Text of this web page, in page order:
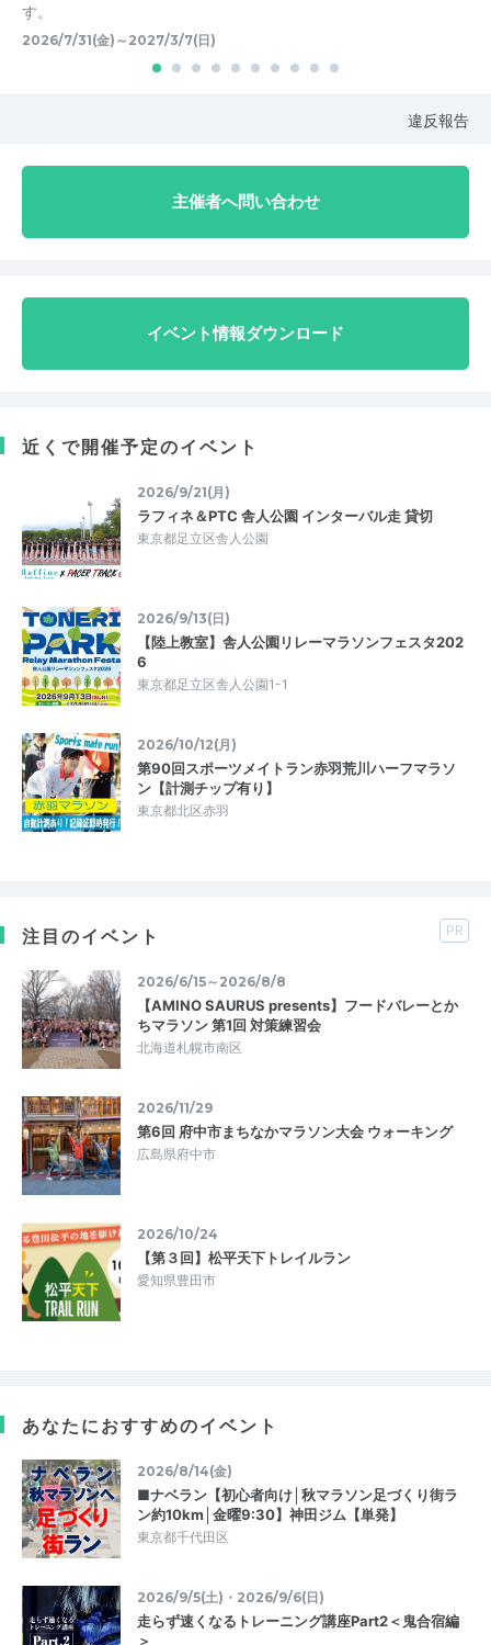
す。
2026/7/31(金)～2027/3/7(日)
違反報告
主催者へ問い合わせ
イベント情報ダウンロード
近くで開催予定のイベント
2026/9/21(月)
ラフィネ＆PTC 舎人公園 インターバル走 貸切
東京都足立区舎人公園
2026/9/13(日)
【陸上教室】舎人公園リレーマラソンフェスタ202
6
東京都足立区舎人公園1-1
2026/10/12(月)
第90回スポーツメイトラン赤羽荒川ハーフマラソ
ン【計測チップ有り】
東京都北区赤羽
注目のイベント PR
2026/6/15～2026/8/8
【AMINO SAURUS presents】フードバレーとか
ちマラソン 第1回 対策練習会
北海道札幌市南区
2026/11/29
第6回 府中市まちなかマラソン大会 ウォーキング
広島県府中市
2026/10/24
【第３回】松平天下トレイルラン
愛知県豊田市
あなたにおすすめのイベント
2026/8/14(金)
■ナベラン【初心者向け│秋マラソン足づくり街ラ
ン約10km│金曜9:30】神田ジム【単発】
東京都千代田区
2026/9/5(土)・2026/9/6(日)
走らず速くなるトレーニング講座Part2＜鬼合宿編
＞